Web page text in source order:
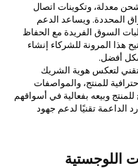
معدلة، وتكوينات اتصال
المحددة. ويساعد الدعم
السوق الفريدة مع الحفاظ
هذا المرونة للشركاء إنشاء
أفضل.
لتعكس هوية الشريك
للمنتج، والمواصفات
للمنتج وبيعه بفعالية في أسواقهم
الداعمة تقنيًا لدعم جهود
اللوجستية